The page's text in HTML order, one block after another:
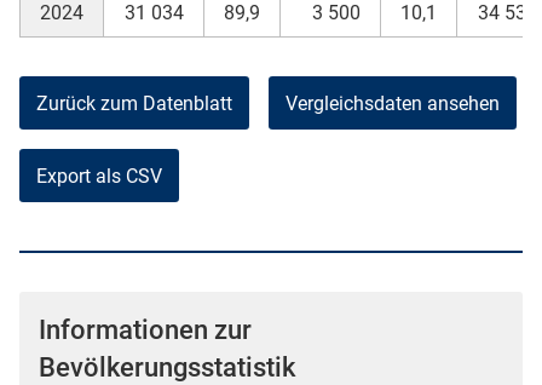
2024 31 034 89,9 3 500 10,1 34 534
Zurück zum Datenblatt Vergleichsdaten ansehen
Export als CSV
Informationen zur
Bevölkerungsstatistik